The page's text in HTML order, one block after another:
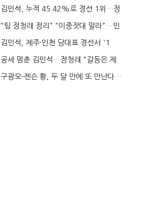
에너지안보 핵심...
김민석, 누적 45.42%로 경선 1위…정
청래와 격차 0.86%p(...
"팀 정청래 정리" "이중잣대 말라"…민
주 최고위원 계파 다...
김민석, 제주·인천 당대표 경선서 '1
위'(1보)...
공세 멈춘 김민석…정청래 "갈등은 제
가 수습"
구광모-젠슨 황, 두 달 만에 또 만난다…